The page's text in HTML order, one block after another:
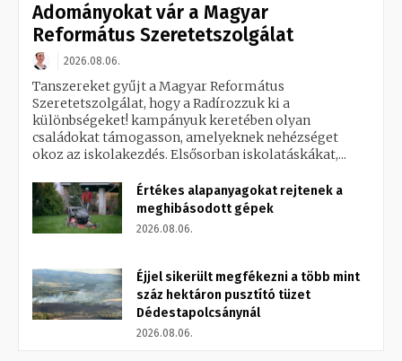
Adományokat vár a Magyar
Református Szeretetszolgálat
2026.08.06.
Tanszereket gyűjt a Magyar Református
Szeretetszolgálat, hogy a Radírozzuk ki a
különbségeket! kampányuk keretében olyan
családokat támogasson, amelyeknek nehézséget
okoz az iskolakezdés. Elsősorban iskolatáskákat,...
Értékes alapanyagokat rejtenek a
meghibásodott gépek
2026.08.06.
Éjjel sikerült megfékezni a több mint
száz hektáron pusztító tüzet
Dédestapolcsánynál
2026.08.06.